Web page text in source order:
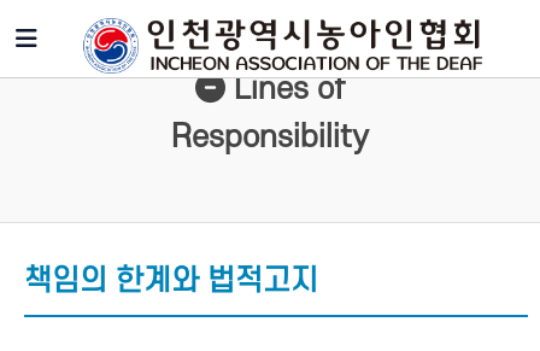
Lines of
Responsibility
책임의 한계와 법적고지